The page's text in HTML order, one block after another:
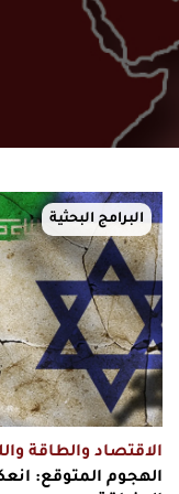
البرامج البحثية
الاقتصاد والطاقة
الهجوم المتوقع: